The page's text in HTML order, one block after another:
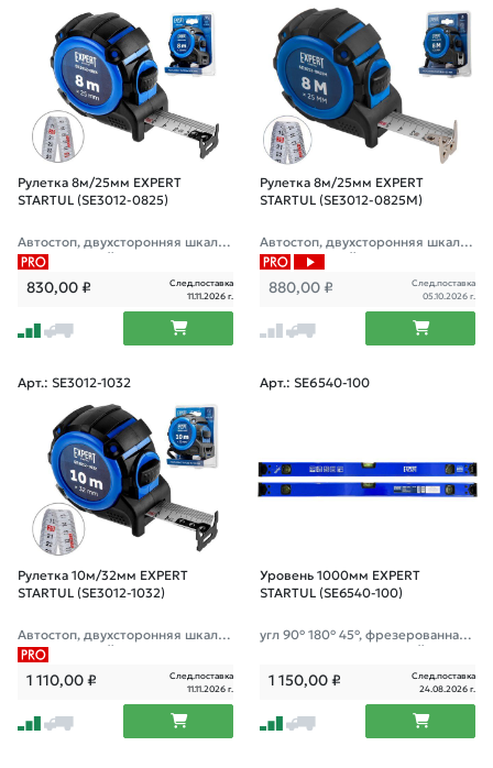
Рулетка 8м/25мм EXPERT
STARTUL (SE3012-0825)
Автостоп, двухсторонняя шкала
нанесения, нейлоновое покрыти
е "антисоль", двухсторонний заце
830,00₽
След.поставка
11.11.2026 г.
Рулетка 8м/25мм EXPERT
STARTUL (SE3012-0825M)
Автостоп, двухсторонняя шкала
нанесения, нейлоновое покрыти
е "антисоль", усиленный магнитн
ый двухсто
880,00 ₽
След.поставка
05.10.2026 г.
Арт.: SE3012-1032
Рулетка 10м/32мм EXPERT
STARTUL (SE3012-1032)
Автостоп, двухсторонняя шкала
нанесения, нейлоновое покрыти
е "антисоль", двухсторонний заце
1 110,00₽
След.поставка
11.11.2026 г.
Арт.: SE6540-100
Уровень 1000мм EXPERT
STARTUL (SE6540-100)
угл 90° 180° 45°, фрезерованная
поверхность; зеркальный глазок;
1 150,00₽
След.поставка
24.08.2026 г.